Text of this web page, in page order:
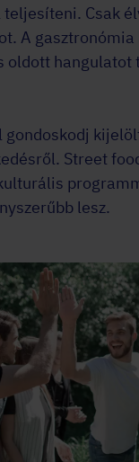
Csak
A gasztronómia
oldott hangulatot
gondoskodj
Street
lesz.